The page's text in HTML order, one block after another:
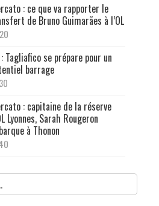
: ce que va rapporter le
de Bruno Guimarães à l’OL
: Tagliafico se prépare pour un
barrage
: capitaine de la réserve
Lyonnes, Sarah Rougeron
à Thonon